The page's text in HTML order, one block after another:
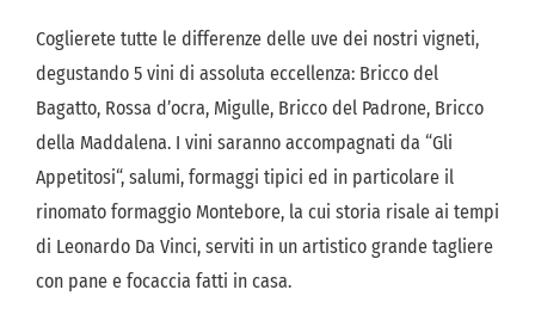
Coglierete tutte le differenze delle uve dei nostri vigneti,
degustando 5 vini di assoluta eccellenza: Bricco del
Bagatto, Rossa d’ocra, Migulle, Bricco del Padrone, Bricco
della Maddalena. I vini saranno accompagnati da “Gli
Appetitosi“, salumi, formaggi tipici ed in particolare il
rinomato formaggio Montebore, la cui storia risale ai tempi
di Leonardo Da Vinci, serviti in un artistico grande tagliere
con pane e focaccia fatti in casa.